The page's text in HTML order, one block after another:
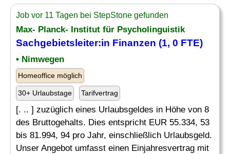
Job vor 11 Tagen bei StepStone gefunden
Max- Planck- Institut für Psycholinguistik
Sachgebietsleiter:in Finanzen (1, 0 FTE)
• Nimwegen
Homeoffice möglich
30+ Urlaubstage Tarifvertrag
[. .. ] zuzüglich eines Urlaubsgeldes in Höhe von 8
des Bruttogehalts. Dies entspricht EUR 55.334, 53
bis 81.994, 94 pro Jahr, einschließlich Urlaubsgeld.
Unser Angebot umfasst einen Einjahresvertrag mit